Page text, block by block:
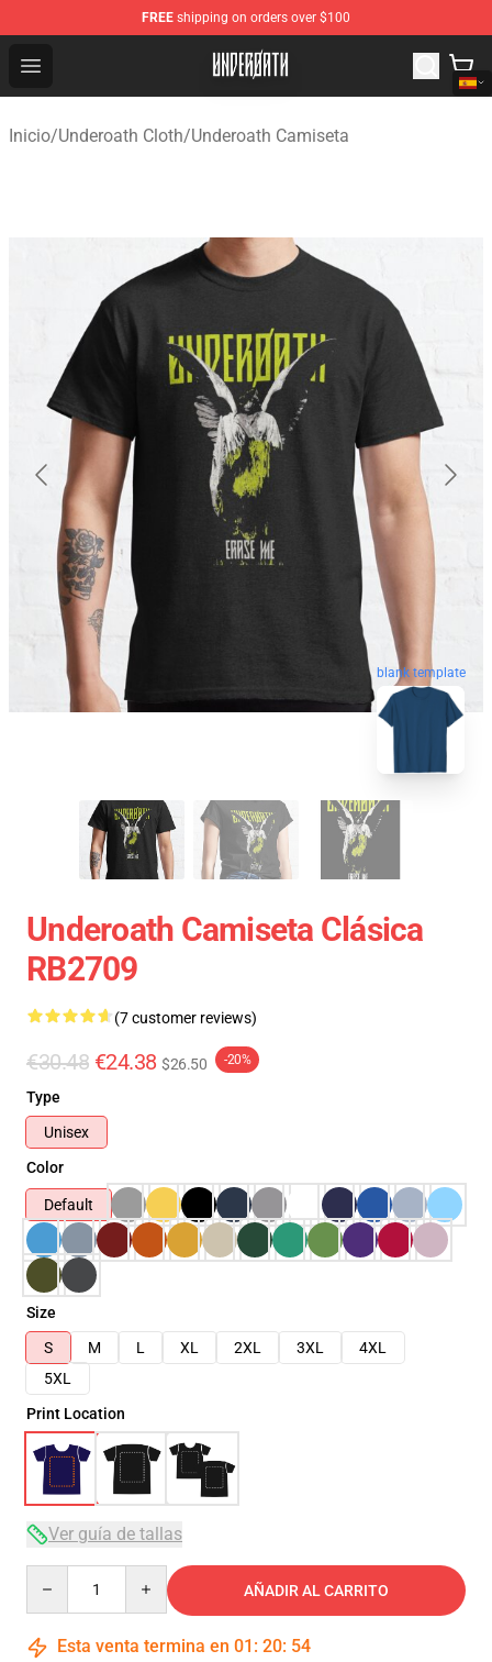
FREE shipping on orders over $100
Open menu
Underoath Store - Official Underoath Merchandise Shop
Inicio/Underoath Cloth/Underoath Camiseta
blank template
Underoath Camiseta Clásica
RB2709
(7 customer reviews)
€30.48 €24.38 $26.50 -20%
Type
Unisex
Color
Default
Size
S
M L XL 2XL 3XL
4XL
5XL
Print Location
Ver guía de tallas
AÑADIR AL CARRITO
Esta venta termina en 01 : 20: 54